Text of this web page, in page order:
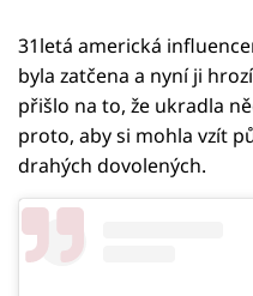
31letá americká
byla zatčena a nyní ji
přišlo na to, že ukradla
proto, aby si mohla vzít
drahých dovolených.